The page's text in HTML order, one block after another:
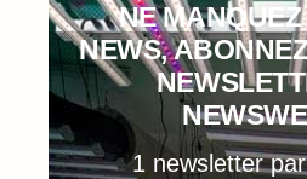
NE
NEWS,
1 newsletter